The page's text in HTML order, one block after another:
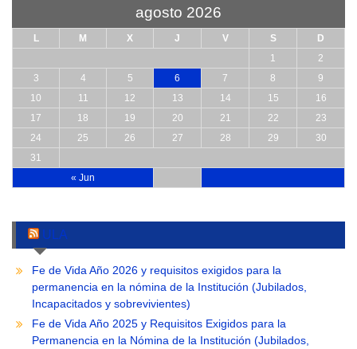
agosto 2026
L M X J V S D
« Jun
1
2
3
4 5 6 7 8
9
10
11 12 13 14 15
16
17
18 19 20 21 22
23
24
25 26 27 28 29
30
31
ULA
Fe de Vida Año 2026 y requisitos exigidos para la
permanencia en la nómina de la Institución (Jubilados,
Incapacitados y sobrevivientes)
Fe de Vida Año 2025 y Requisitos Exigidos para la
Permanencia en la Nómina de la Institución (Jubilados,